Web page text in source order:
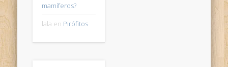
mamíferos?
lala en Pirófitos